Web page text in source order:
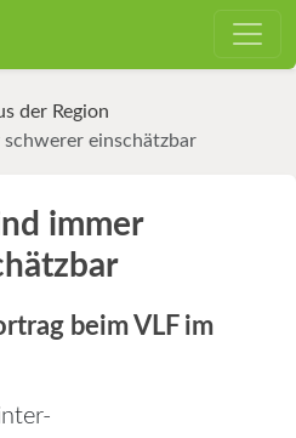
der Region
einschätzbar
immer
beim VLF im